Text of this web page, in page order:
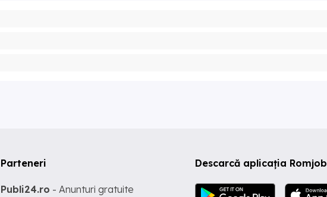
Descarcă aplicația Romjob
Parteneri
Publi24.ro - Anunturi gratuite